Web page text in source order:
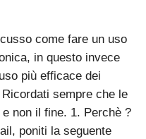
come fare un uso
in questo invece
più efficace dei
sempre che le
non il fine. 1. Perchè ?
poniti la seguente